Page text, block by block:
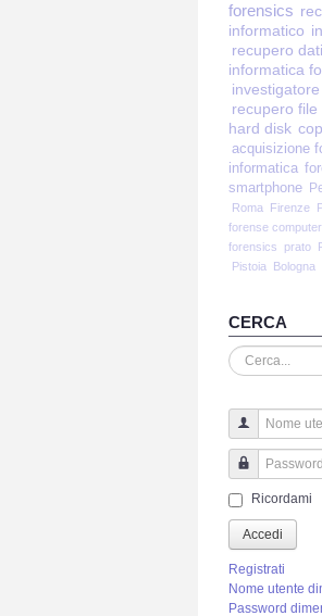
forensics
informatico
recupero
informatica
recupero file
hard disk
acquisizione
informatica
smartphone
Roma Firenze
forense computer
forensics
prato
Pistoia
Bologna
CERCA
Cerca...
Nome utente
Password
Ricordami
Accedi
Registrati
Nome utente
Password